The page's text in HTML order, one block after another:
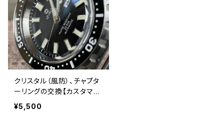
クリスタル（風防）、チャプタ
ーリングの交換【カスタマイ
ズ-オプション】
¥5,500